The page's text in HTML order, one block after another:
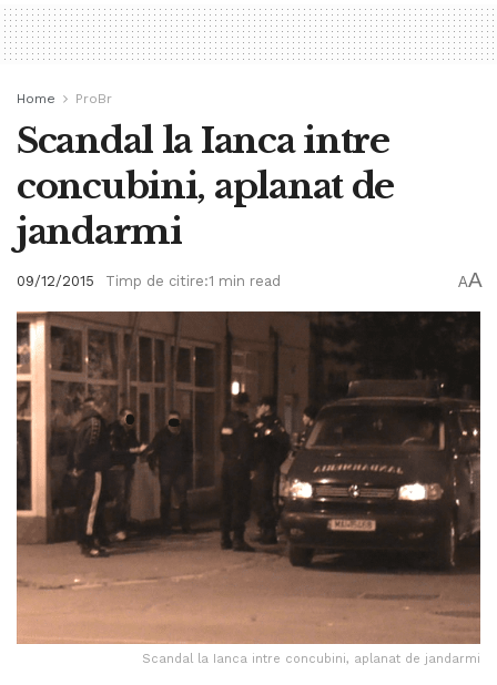
Home ProBr
Scandal la Ianca intre
concubini, aplanat de
jandarmi
09/12/2015 Timp de citire:1 min read AA
Scandal la Ianca intre concubini, aplanat de jandarmi